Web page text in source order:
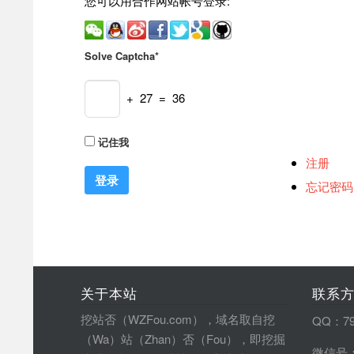
Solve Captcha*
+ 27 = 36
记住我
注册
忘记密码
关于本站
挖站否（WZFou.com），域名取自挖
（Wa）站（Zhan）否（Fou），即挖掘
联系
QQ：